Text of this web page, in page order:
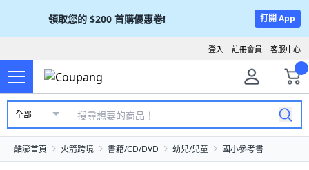
領取您的 $200 首購優惠卷! 打開 App
客服中心
註冊會員
登入
全部
酷澎首頁 火箭跨境 書籍/CD/DVD 幼兒/兒童 國小參考書